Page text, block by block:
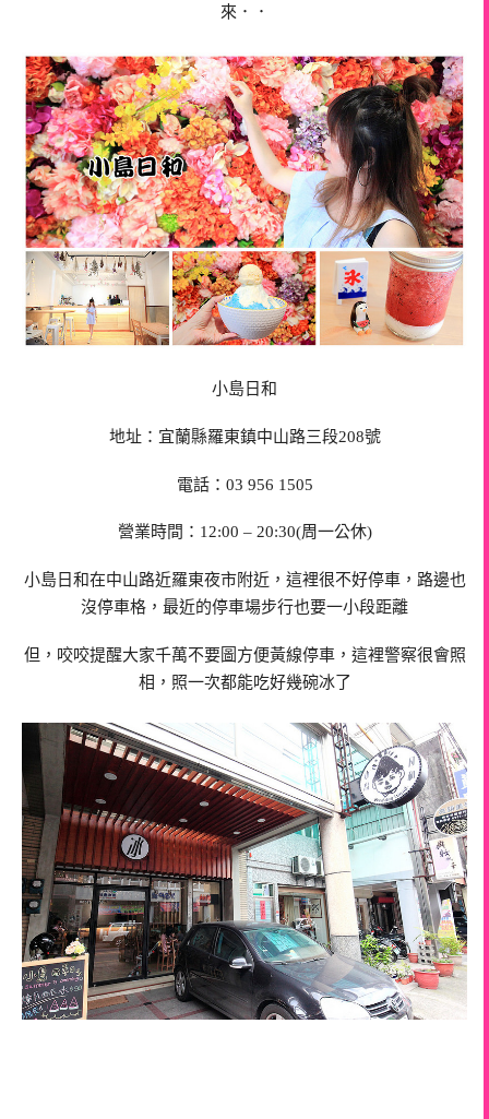
來．．
小島日和
地址：宜蘭縣羅東鎮中山路三段208號
電話：03 956 1505
營業時間：12:00 – 20:30(周一公休)
小島日和在中山路近羅東夜市附近，這裡很不好停車，路邊也
沒停車格，最近的停車場步行也要一小段距離
但，咬咬提醒大家千萬不要圖方便黃線停車，這裡警察很會照
相，照一次都能吃好幾碗冰了